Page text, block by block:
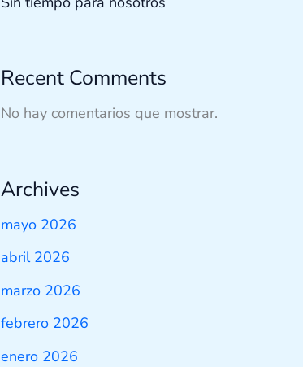
Recent Comments
No hay comentarios que mostrar.
Archives
mayo 2026
abril 2026
marzo 2026
febrero 2026
enero 2026